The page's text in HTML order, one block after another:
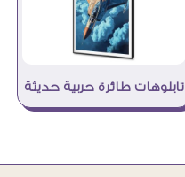
تابلوهات طائرة حربية حديثة